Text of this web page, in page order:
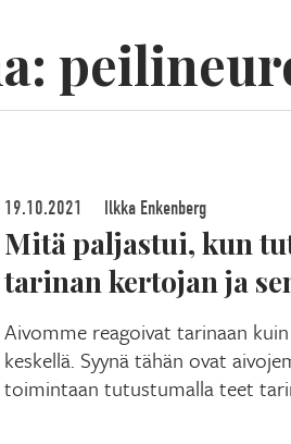
19.10.2021 Ilkka Enkenberg
Mitä paljastui, kun
tarinan kertojan ja
Aivomme reagoivat tarinaan
keskellä. Syynä tähän ovat
toimintaan tutustumalla teet